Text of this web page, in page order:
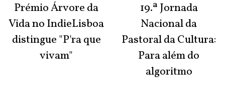
Prémio Árvore da
Vida no IndieLisboa
distingue "P'ra que
vivam"
19.ª Jornada
Nacional da
Pastoral da Cultura:
Para além do
algoritmo